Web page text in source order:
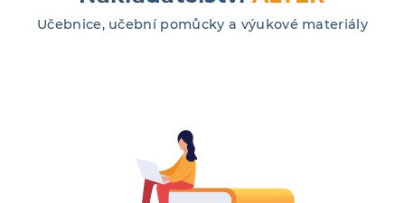
Učebnice, učební pomůcky a výukové materiály